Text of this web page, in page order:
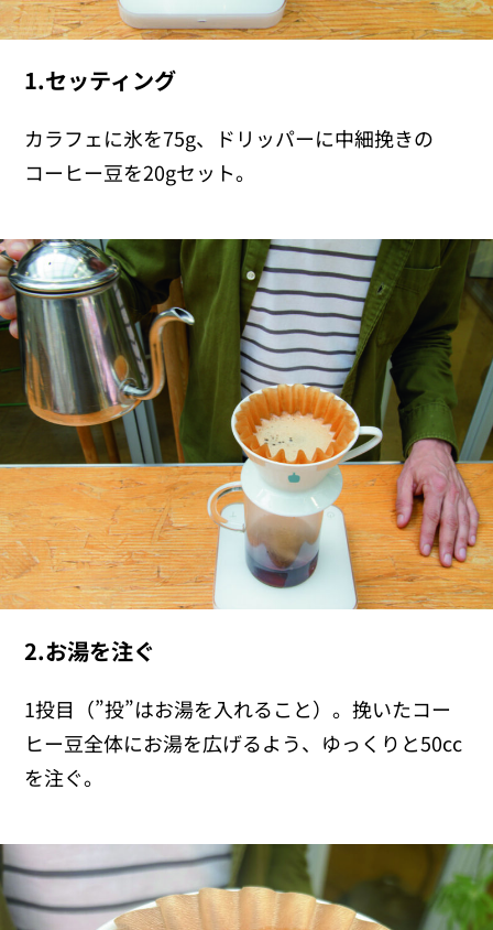
1.セッティング
カラフェに氷を75g、ドリッパーに中細挽きの
コーヒー豆を20gセット。
2.お湯を注ぐ
1投目（”投”はお湯を入れること）。挽いたコー
ヒー豆全体にお湯を広げるよう、ゆっくりと50cc
を注ぐ。